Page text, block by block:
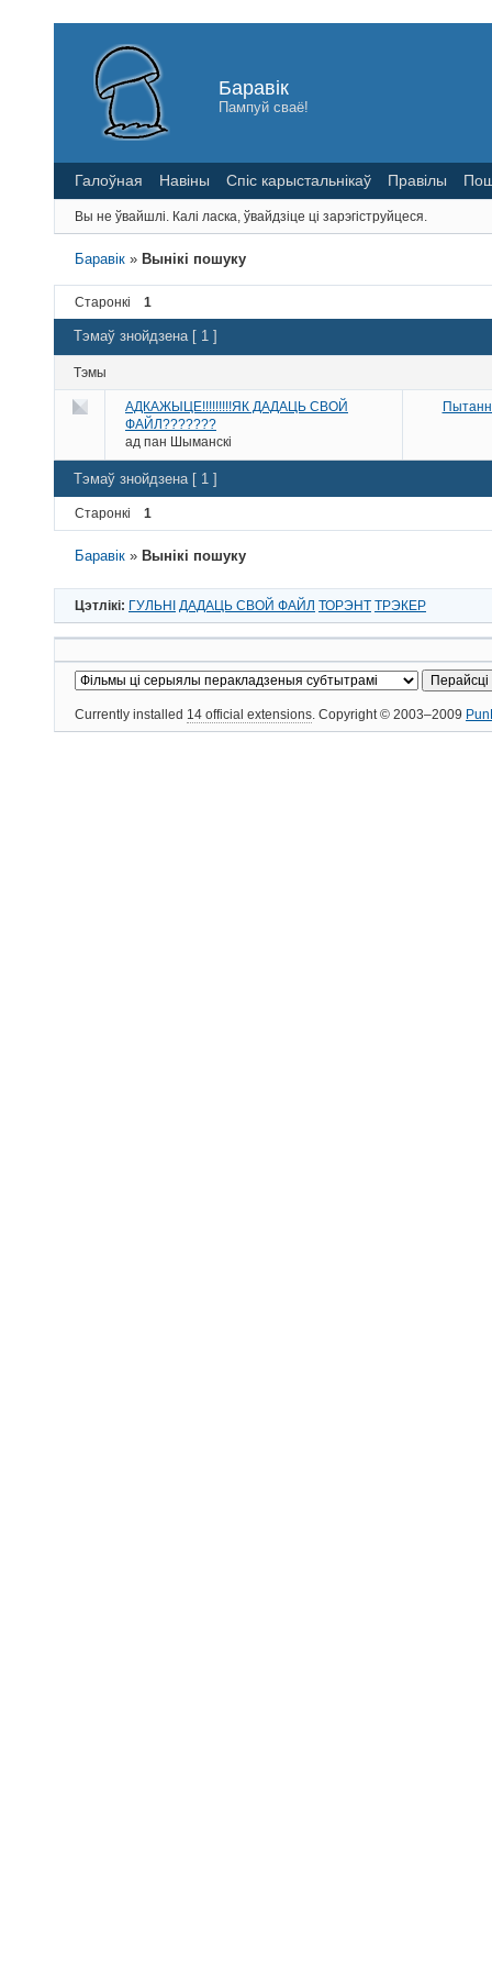
Баравік
Пампуй сваё!
Галоўная Навіны Спіс карыстальнікаў Правілы
Вы не ўвайшлі. Калі ласка, ўвайдзіце ці зарэгіструйцеся.
Баравік » Вынікі пошуку
Старонкі 1
Тэмаў знойдзена [ 1 ]
Тэмы
АДКАЖЫЦЕ!!!!!!!!!ЯК ДАДАЦЬ СВОЙ
ФАЙЛ???????
ад пан Шыманскі
Тэмаў знойдзена [ 1 ]
Старонкі 1
Баравік » Вынікі пошуку
Цэтлікі: ГУЛЬНІ ДАДАЦЬ СВОЙ ФАЙЛ ТОРЭНТ ТРЭКЕР
Currently installed 14 official extensions. Copyright © 2003–2009